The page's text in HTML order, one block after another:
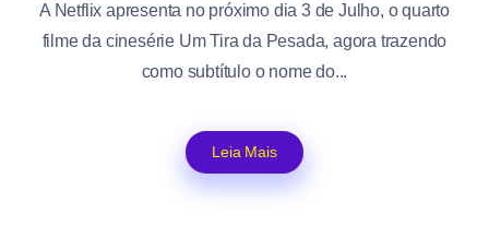
A Netflix apresenta no próximo dia 3 de Julho, o quarto
filme da cinesérie Um Tira da Pesada, agora trazendo
como subtítulo o nome do...
Leia Mais